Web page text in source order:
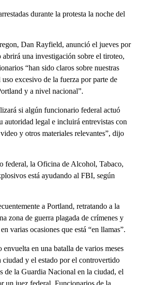
durante la protesta la noche del
Dan Rayfield, anunció el jueves por
abrirá una investigación sobre el tiroteo,
“han sido claros sobre nuestras
excesivo de la fuerza por parte de
y a nivel nacional”.
si algún funcionario federal actuó
autoridad legal e incluirá entrevistas con
y otros materiales relevantes”, dijo
federal, la Oficina de Alcohol, Tabaco,
está ayudando al FBI, según
a Portland, retratando a la
zona de guerra plagada de crímenes y
varias ocasiones que está “en llamas”.
en una batalla de varios meses
y el estado por el controvertido
de la Guardia Nacional en la ciudad, el